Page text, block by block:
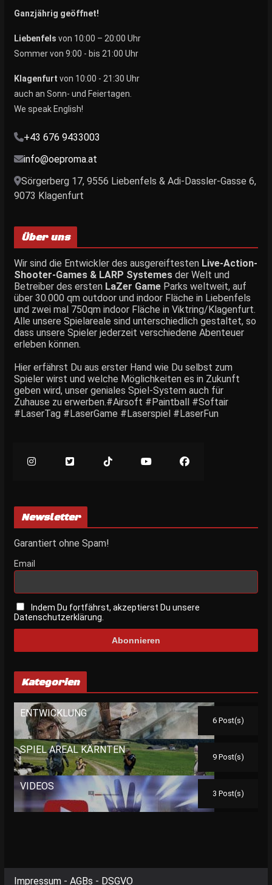
Ganzjährig geöffnet!
Liebenfels von 10:00 – 20:00 Uhr
Sommer von 9:00 - bis 21:00 Uhr
Klagenfurt von 10:00 - 21:30 Uhr
auch an Sonn- und Feiertagen.
We speak English!
+43 676 9433003
info@oeproma.at
Sörgerberg 17, 9556 Liebenfels & Adi-Dassler-Gasse 6,
9073 Klagenfurt
Über uns
Wir sind die Entwickler des ausgereiftesten Live-Action-
Shooter-Games & LARP Systemesder Welt und
Betreiber des ersten LaZer GameParks weltweit, auf
über 30.000 qm outdoor und indoor Fläche in Liebenfels
und zwei mal 750qm indoor Fläche in Viktring/Klagenfurt.
Alle unsere Spielareale sind unterschiedlich gestaltet, so
dass unsere Spieler jederzeit verschiedene Abenteuer
erleben können.
Hier erfährst Du aus erster Hand wie Du selbst zum
Spieler wirst und welche Möglichkeiten es in Zukunft
geben wird, unser geniales Spiel-System auch für
Zuhause zu erwerben.#Airsoft #Paintball #Softair
#LaserTag #LaserGame #Laserspiel #LaserFun
Newsletter
Garantiert ohne Spam!
Email
Indem Du fortfährst, akzeptierst Du unsere
Datenschutzerklärung.
Kategorien
ENTWICKLUNG
6 Post(s)
SPIEL AREAL KÄRNTEN
9 Post(s)
VIDEOS
3 Post(s)
Impressum - AGBs - DSGVO